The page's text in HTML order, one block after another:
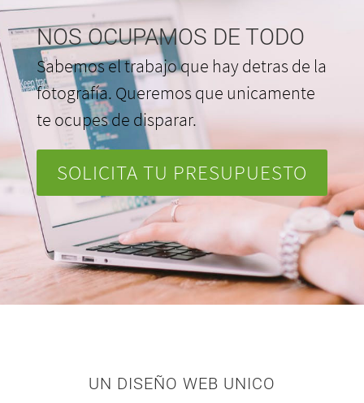
NOS OCUPAMOS DE TODO
Sabemos el trabajo que hay detras de la
fotografía. Queremos que unicamente
te ocupes de disparar.
SOLICITA TU PRESUPUESTO
UN DISEÑO WEB UNICO